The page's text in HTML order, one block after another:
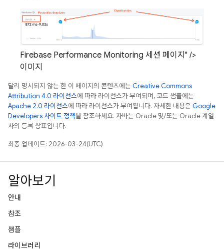
Firebase Performance Monitoring 세션 페이지" />
이미지
달리 명시되지 않는 한 이 페이지의 콘텐츠에는 Creative Commons
Attribution 4.0 라이선스에 따라 라이선스가 부여되며, 코드 샘플에는
Apache 2.0 라이선스에 따라 라이선스가 부여됩니다. 자세한 내용은 Google
Developers 사이트 정책을 참조하세요. 자바는 Oracle 및/또는 Oracle 계열
사의 등록 상표입니다.
최종 업데이트: 2026-03-24(UTC)
알아보기
안내
참조
샘플
라이브러리